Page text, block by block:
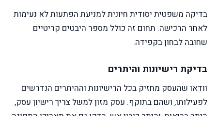
בדיקה משפטית יסודית חיונית למניעת הפתעות לא נעימות
לאחר הרכישה. תחום זה כולל מספר היבטים קריטיים
שחובה לבחון בקפידה.
בדיקת רישיונות והיתרים
וודאו שהעסק מחזיק בכל הרישיונות וההיתרים הנדרשים
לפעילותו, ושהם בתוקף. עסק מזון למשל צריך רישיון עסק,